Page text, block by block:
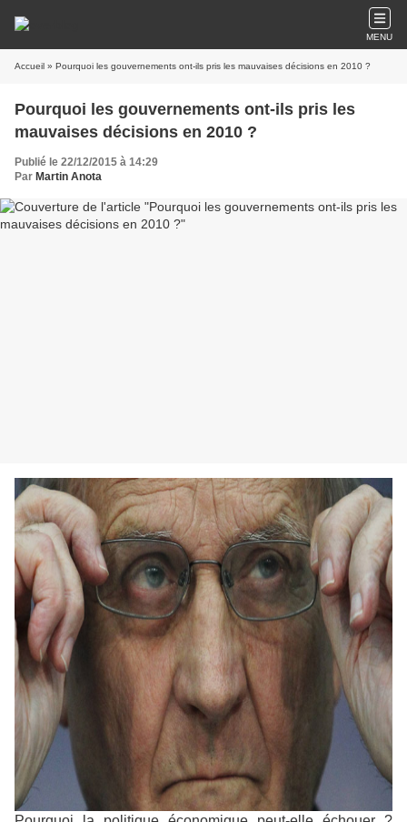
MENU
Accueil » Pourquoi les gouvernements ont-ils pris les mauvaises décisions en 2010 ?
Pourquoi les gouvernements ont-ils pris les
mauvaises décisions en 2010 ?
Publié le 22/12/2015 à 14:29
Par Martin Anota